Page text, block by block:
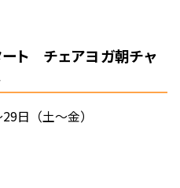
ト チェアヨガ朝チャ
日（土～金）